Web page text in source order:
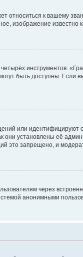
к вашему
изображение известно
инструментов:
быть доступны.
или идентифицируют
установлены её
это запрещено, и
через
анонимными